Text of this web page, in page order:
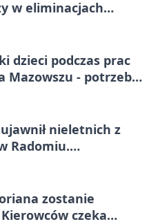
w eliminacjach
dzieci podczas prac
Mazowszu - potrzebna
nieletnich z
Radomiu.
zostanie
czeka